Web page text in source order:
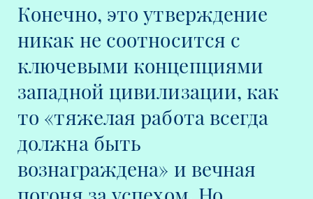
Конечно, это утверждение
никак не соотносится с
ключевыми концепциями
западной цивилизации, как
то «тяжелая работа всегда
должна быть
вознаграждена» и вечная